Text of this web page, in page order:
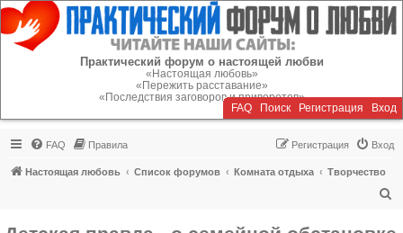
Регистрация
Практический форум о настоящей любви
«Настоящая любовь»
«Пережить расставание»
«Последствия заговоров и приворотов»
FAQ Поиск Регистрация Вход
FAQ Правила Вход
Регистрация
Настоящая любовь Список форумов Комната отдыха
Творчество